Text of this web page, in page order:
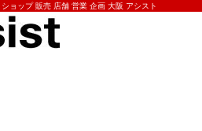
ョップ 販売 店舗 営業 企画 大阪 アシスト